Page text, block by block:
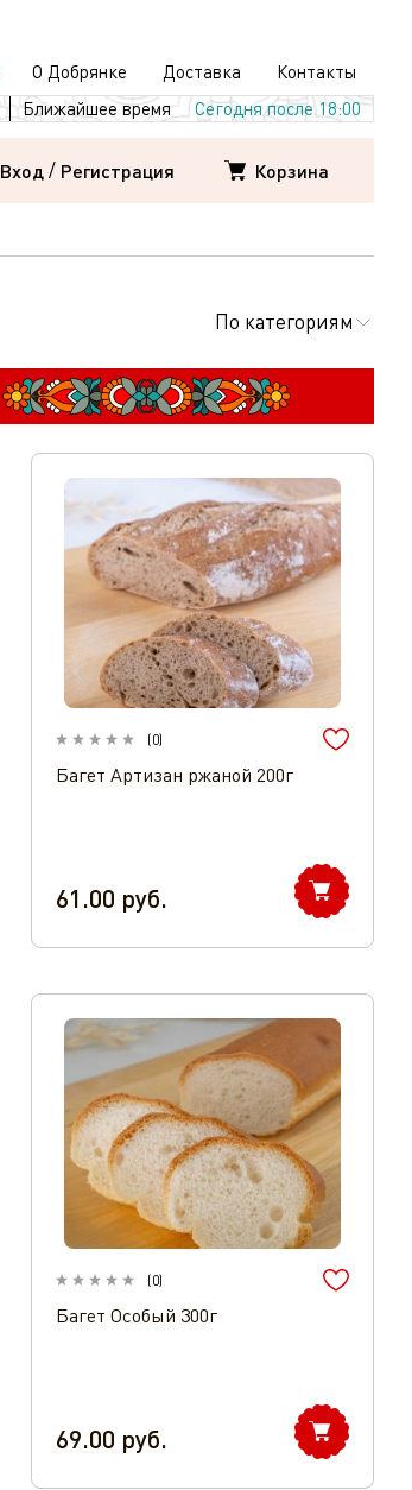
О Добрянке Доставка Контакты
Ближайшее время Сегодня после 18:00
Вход / Регистрация Корзина
По категориям
(0)
Багет Артизан ржаной 200г
61.00 руб.
(0)
Багет Особый 300г
69.00 руб.